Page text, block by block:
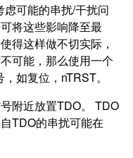
可能的串扰/干扰问
将这些影响降至最
得这样做不切实际，
可能，那么使用一个
如复位，nTRST。
附近放置TDO。 TDO
TDO的串扰可能在